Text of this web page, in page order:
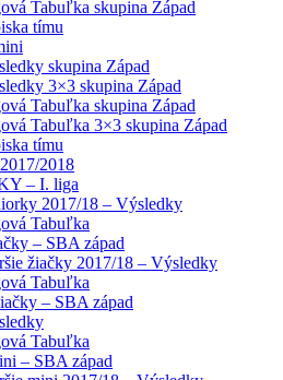
Tabuľka skupina Západ
tímu
skupina Západ
3×3 skupina Západ
Tabuľka skupina Západ
Tabuľka 3×3 skupina Západ
tímu
2018
– I. liga
2017/18 – Výsledky
Tabuľka
– SBA západ
žiačky 2017/18 – Výsledky
Tabuľka
– SBA západ
Tabuľka
– SBA západ